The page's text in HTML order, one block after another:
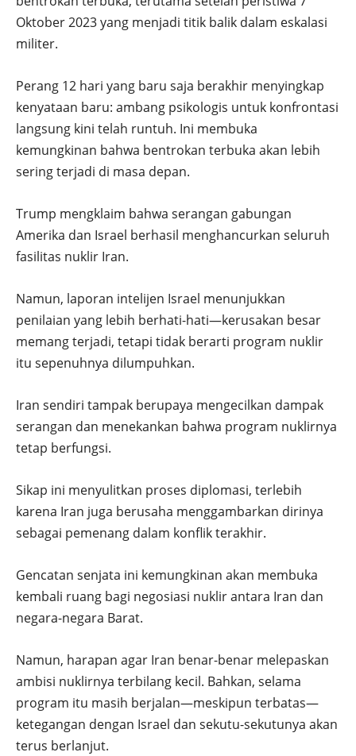
Oktober 2023 yang menjadi titik balik dalam eskalasi
militer.
Perang 12 hari yang baru saja berakhir menyingkap
kenyataan baru: ambang psikologis untuk konfrontasi
langsung kini telah runtuh. Ini membuka
kemungkinan bahwa bentrokan terbuka akan lebih
sering terjadi di masa depan.
Trump mengklaim bahwa serangan gabungan
Amerika dan Israel berhasil menghancurkan seluruh
fasilitas nuklir Iran.
Namun, laporan intelijen Israel menunjukkan
penilaian yang lebih berhati-hati—kerusakan besar
memang terjadi, tetapi tidak berarti program nuklir
itu sepenuhnya dilumpuhkan.
Iran sendiri tampak berupaya mengecilkan dampak
serangan dan menekankan bahwa program nuklirnya
tetap berfungsi.
Sikap ini menyulitkan proses diplomasi, terlebih
karena Iran juga berusaha menggambarkan dirinya
sebagai pemenang dalam konflik terakhir.
Gencatan senjata ini kemungkinan akan membuka
kembali ruang bagi negosiasi nuklir antara Iran dan
negara-negara Barat.
Namun, harapan agar Iran benar-benar melepaskan
ambisi nuklirnya terbilang kecil. Bahkan, selama
program itu masih berjalan—meskipun terbatas—
ketegangan dengan Israel dan sekutu-sekutunya akan
terus berlanjut.